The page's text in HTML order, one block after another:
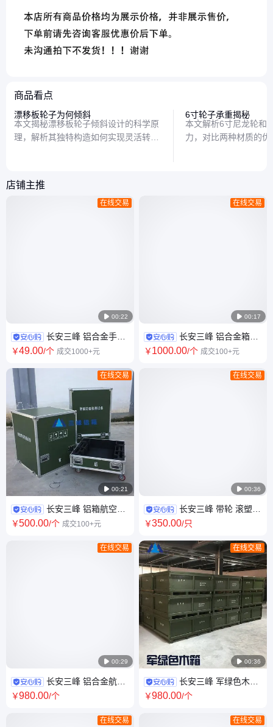
商品看点
漂移板轮子为何倾斜
本文揭秘漂移板轮子倾斜设计的科学原
理，解析其独特构造如何实现灵活转向
6寸轮子承重揭秘
本文解析6寸尼龙轮和
力，对比两种材质的
店铺主推
 00:22
在线交易
长安三峰 铝合金手提
箱 仪器包装箱定做 五金工具箱
￥49.00/个 成交1000+元
 00:21
在线交易
长安三峰 铝箱航空箱
定制厂家 大型设备箱定做 铝合
￥500.00/个 成交100+元
 00:29
在线交易
长安三峰 铝合金航空
箱厂 拉杆箱 舞台仪器箱 大型设
￥980.00/个
在线交易
 00:17
在线交易
长安三峰 铝合金箱厂
家 转运箱 减震固定航空箱定制
￥1000.00/个 成交100+元
 00:36
在线交易
长安三峰 带轮 滚塑箱
厂 安全器材防护箱 物资箱 塑料
￥350.00/只
 00:36
在线交易
长安三峰 军绿色木包
装箱定做 设备运输箱 木箱厂家
￥980.00/个
在线交易